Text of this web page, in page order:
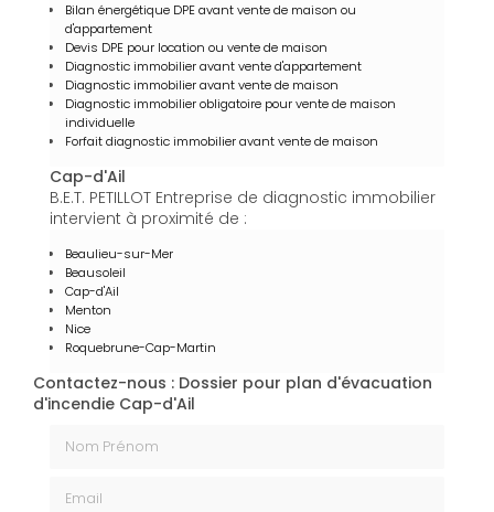
Bilan énergétique DPE avant vente de maison ou
d'appartement
Devis DPE pour location ou vente de maison
Diagnostic immobilier avant vente d'appartement
Diagnostic immobilier avant vente de maison
Diagnostic immobilier obligatoire pour vente de maison
individuelle
Forfait diagnostic immobilier avant vente de maison
Cap-d'Ail
B.E.T. PETILLOT Entreprise de diagnostic immobilier
intervient à proximité de :
Beaulieu-sur-Mer
Beausoleil
Cap-d'Ail
Menton
Nice
Roquebrune-Cap-Martin
Contactez-nous : Dossier pour plan d'évacuation
d'incendie Cap-d'Ail